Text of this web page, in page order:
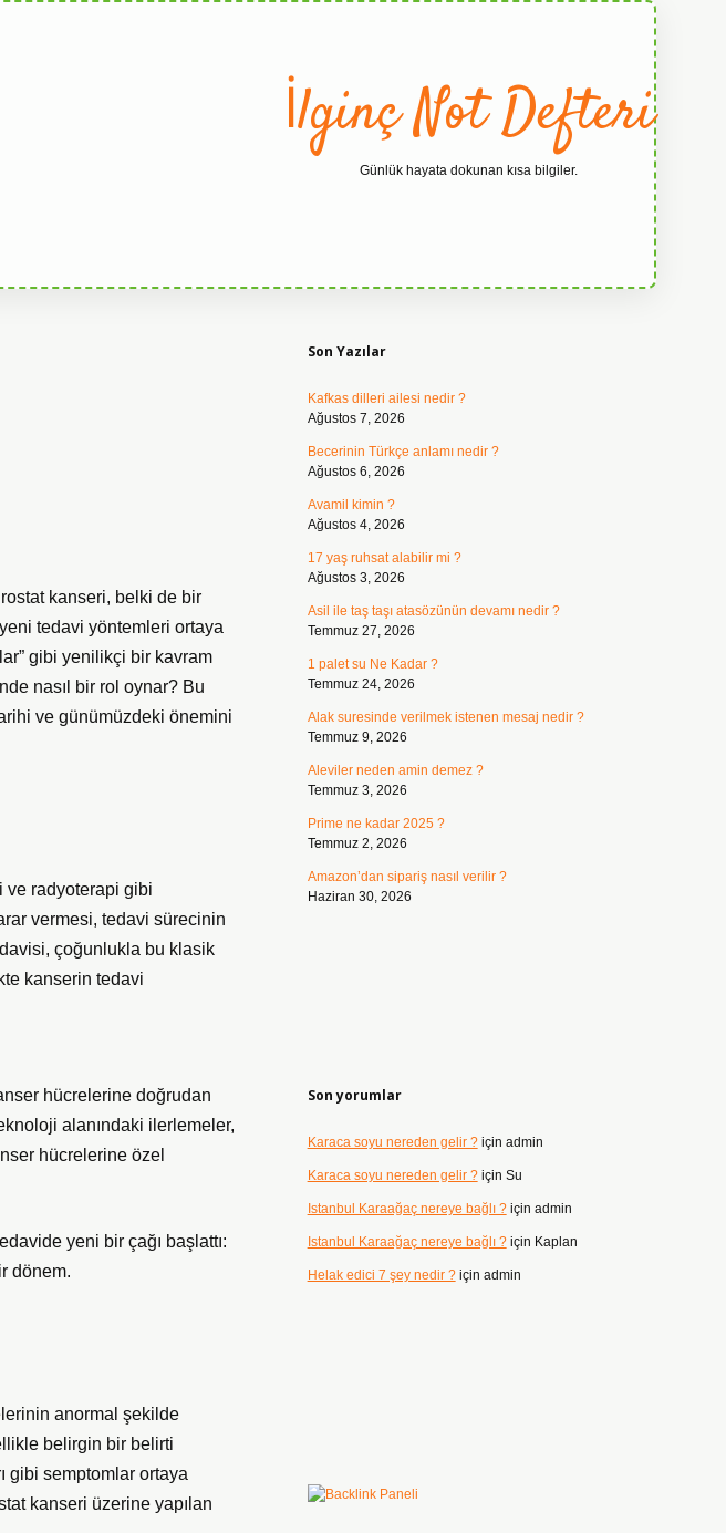
İlginç Not Defteri
Günlük hayata dokunan kısa bilgiler.
kanseri, belki de bir
tedavi yöntemleri ortaya
gibi yenilikçi bir kavram
nasıl bir rol oynar? Bu
ve günümüzdeki önemini
ve radyoterapi gibi
vermesi, tedavi sürecinin
çoğunlukla bu klasik
kanserin tedavi
hücrelerine doğrudan
alanındaki ilerlemeler,
hücrelerine özel
yeni bir çağı başlattı:
dönem.
anormal şekilde
belirgin bir belirti
gibi semptomlar ortaya
kanseri üzerine yapılan
Son Yazılar
Kafkas dilleri ailesi nedir ?
Ağustos 7, 2026
Becerinin Türkçe anlamı nedir ?
Ağustos 6, 2026
Avamil kimin ?
Ağustos 4, 2026
17 yaş ruhsat alabilir mi ?
Ağustos 3, 2026
Asil ile taş taşı atasözünün devamı nedir ?
Temmuz 27, 2026
1 palet su Ne Kadar ?
Temmuz 24, 2026
Alak suresinde verilmek istenen mesaj nedir ?
Temmuz 9, 2026
Aleviler neden amin demez ?
Temmuz 3, 2026
Prime ne kadar 2025 ?
Temmuz 2, 2026
Amazon’dan sipariş nasıl verilir ?
Haziran 30, 2026
Son yorumlar
Karaca soyu nereden gelir ?için admin
Karaca soyu nereden gelir ?için Su
Istanbul Karaağaç nereye bağlı ?için admin
Istanbul Karaağaç nereye bağlı ?için Kaplan
Helak edici 7 şey nedir ?için admin